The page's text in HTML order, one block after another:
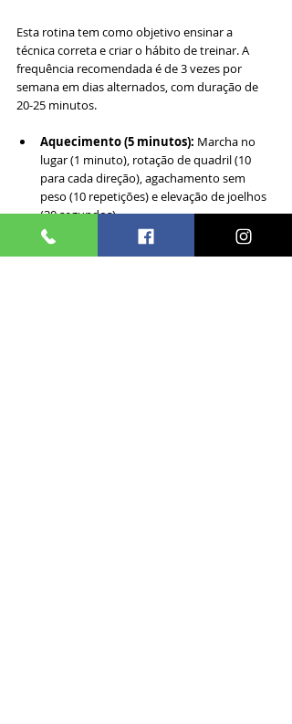
Esta rotina tem como objetivo ensinar a
técnica correta e criar o hábito de treinar. A
frequência recomendada é de 3 vezes por
semana em dias alternados, com duração de
20-25 minutos.
Aquecimento (5 minutos): Marcha no
lugar (1 minuto), rotação de quadril (10
para cada direção), agachamento sem
peso (10 repetições) e elevação de joelhos
(30 segundos).